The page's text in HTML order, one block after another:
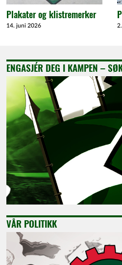
Plakater og klistremerker
14. juni 2026
ENGASJÉR DEG I KAMPEN –
VÅR POLITIKK